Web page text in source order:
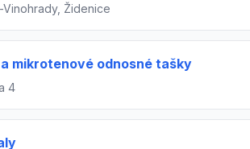
Vinohrady, Židenice
mikrotenové odnosné tašky
4